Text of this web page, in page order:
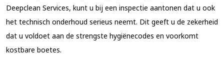
Deepclean Services, kunt u bij een inspectie aantonen dat u ook
het technisch onderhoud serieus neemt. Dit geeft u de zekerheid
dat u voldoet aan de strengste hygiënecodes en voorkomt
kostbare boetes.